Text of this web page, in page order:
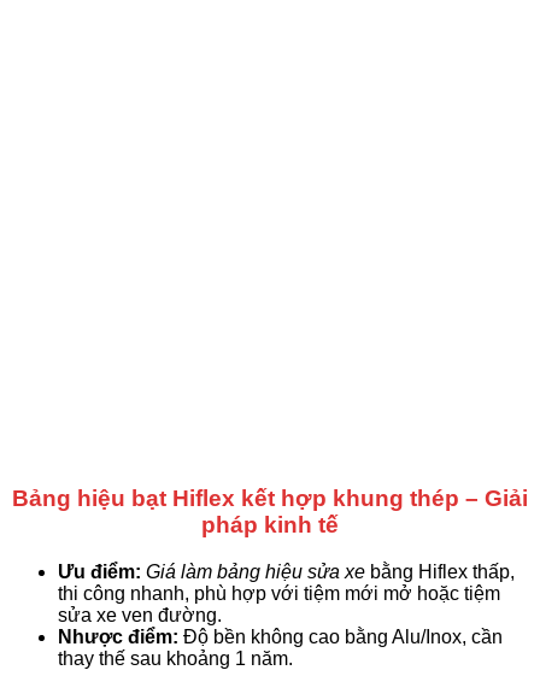
Bảng hiệu bạt Hiflex kết hợp khung thép – Giải
pháp kinh tế
Ưu điểm: Giá làm bảng hiệu sửa xe bằng Hiflex thấp,
thi công nhanh, phù hợp với tiệm mới mở hoặc tiệm
sửa xe ven đường.
Nhược điểm: Độ bền không cao bằng Alu/Inox, cần
thay thế sau khoảng 1 năm.